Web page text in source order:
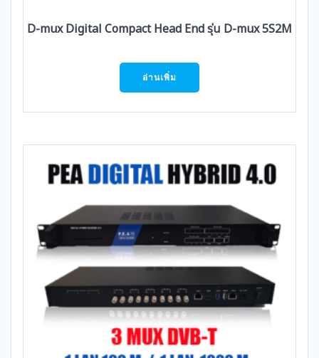
D-mux Digital Compact Head End รุ่น D-mux 5S2M
อ่านเพิ่ม